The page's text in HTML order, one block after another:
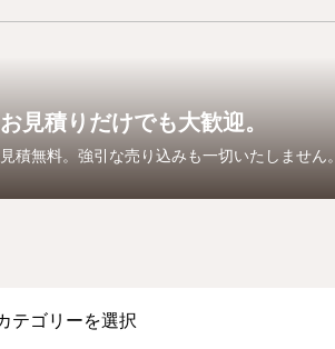
お見積りだけでも大歓迎。
見積無料。強引な売り込みも一切いたしません。